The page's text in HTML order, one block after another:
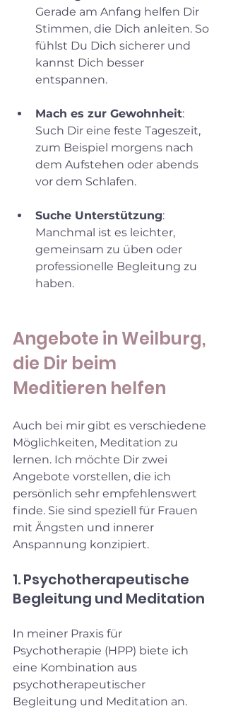
Gerade am Anfang helfen Dir
Stimmen, die Dich anleiten. So
fühlst Du Dich sicherer und
kannst Dich besser
entspannen.
Mach es zur Gewohnheit:
Such Dir eine feste Tageszeit,
zum Beispiel morgens nach
dem Aufstehen oder abends
vor dem Schlafen.
Suche Unterstützung:
Manchmal ist es leichter,
gemeinsam zu üben oder
professionelle Begleitung zu
haben.
Angebote in Weilburg,
die Dir beim
Meditieren helfen
Auch bei mir gibt es verschiedene
Möglichkeiten, Meditation zu
lernen. Ich möchte Dir zwei
Angebote vorstellen, die ich
persönlich sehr empfehlenswert
finde. Sie sind speziell für Frauen
mit Ängsten und innerer
Anspannung konzipiert.
1. Psychotherapeutische
Begleitung und Meditation
In meiner Praxis für
Psychotherapie (HPP) biete ich
eine Kombination aus
psychotherapeutischer
Begleitung und Meditation an.